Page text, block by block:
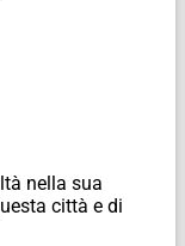
nella sua
città e di